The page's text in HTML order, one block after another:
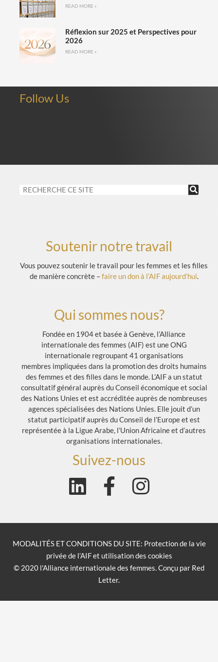
READ MORE »
Réflexion sur 2025 et Perspectives pour
2026
READ MORE »
Follow Us
Soutenir notre travail
Vous pouvez soutenir le travail pour les femmes et les filles
de manière concrète –faire un don à l’AIF aujourd’hui.
Qui sommes nous?
Fondée en 1904 et basée à Genève, l’Alliance
internationale des femmes (AIF) est une ONG
internationale regroupant 41 organisations
membres impliquées dans la promotion des droits humains
des femmes et des filles dans le monde. L’AIF a un statut
consultatif général auprès du Conseil économique et social
des Nations Unies et est accréditée auprès de nombreuses
agences spécialisées des Nations Unies. Elle jouit d’un
statut participatif auprès du Conseil de l’Europe et est
représentée à la Ligue Arabe, l’Union Africaine et d’autres
organisations internationales.
Suivez-nous
MODALITÉS ET CONDITIONS DU SITE: Protection de la vie
privée de l’AIF et utilisation des cookies
© 2020 l'Alliance internationale des femmes. Conçu par Red
Letter.